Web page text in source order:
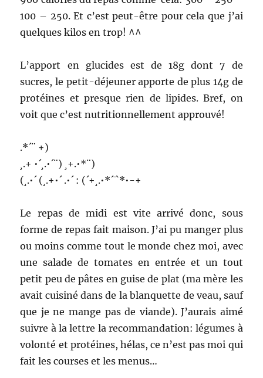
100 – 250. Et c’est peut-être pour cela que j’ai
quelques kilos en trop! ^^
L’apport en glucides est de 18g dont 7 de
sucres, le petit-déjeuner apporte de plus 14g de
protéines et presque rien de lipides. Bref, on
voit que c’est nutritionnellement approuvé!
.*´¨ +)
¸.+ •´¸.•´¨) ¸+.•*¨)
(¸.•´ (¸.+•´ .•´ : (´+¸.•*´¯`*•-+
Le repas de midi est vite arrivé donc, sous
forme de repas fait maison. J’ai pu manger plus
ou moins comme tout le monde chez moi, avec
une salade de tomates en entrée et un tout
petit peu de pâtes en guise de plat (ma mère les
avait cuisiné dans de la blanquette de veau, sauf
que je ne mange pas de viande). J’aurais aimé
suivre à la lettre la recommandation: légumes à
volonté et protéines, hélas, ce n’est pas moi qui
fait les courses et les menus…